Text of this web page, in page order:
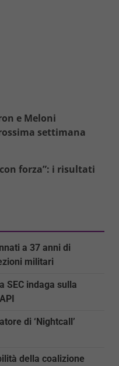
e Meloni
settimana
forza”: i risultati
a 37 anni di
militari
SEC indaga sulla
di ‘Nightcall’
della coalizione